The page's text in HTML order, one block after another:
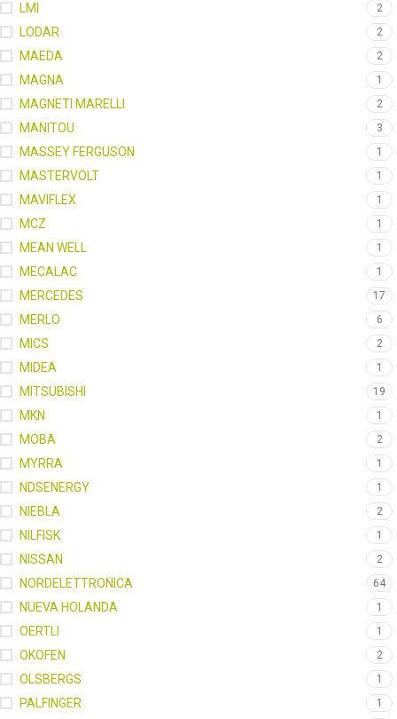
LMI 2
LODAR 2
MAEDA 2
MAGNA 1
MAGNETI MARELLI 2
MANITOU 3
MASSEY FERGUSON 1
MASTERVOLT 1
MAVIFLEX 1
MCZ 1
MEAN WELL 1
MECALAC 1
MERCEDES 17
MERLO 6
MICS 2
MIDEA 1
MITSUBISHI 19
MKN 1
MOBA 2
MYRRA 1
NDSENERGY 1
NIEBLA 2
NILFISK 1
NISSAN 2
NORDELETTRONICA 64
NUEVA HOLANDA 1
OERTLI 1
OKOFEN 2
OLSBERGS 1
PALFINGER 1